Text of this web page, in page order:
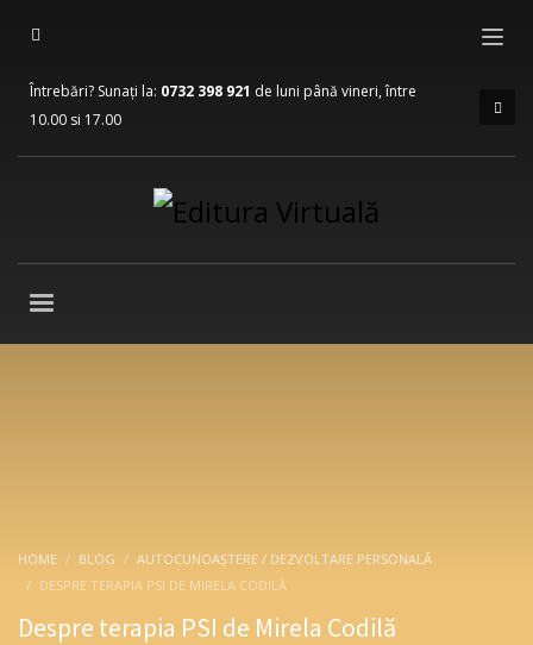
Întrebări? Sunați la: 0732 398 921 de luni până vineri, între
10.00 si 17.00
HOME BLOG
AUTOCUNOAŞTERE / DEZVOLTARE PERSONALĂ
DESPRE TERAPIA PSI DE MIRELA CODILĂ
Despre terapia PSI de Mirela Codilă